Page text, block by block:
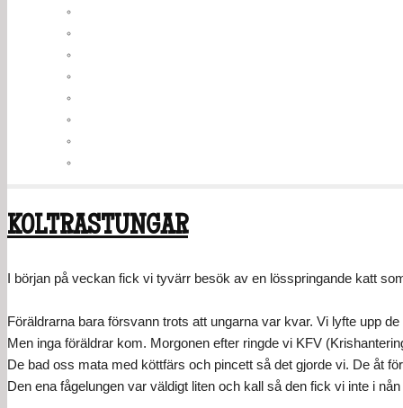
KOLTRASTUNGAR
I början på veckan fick vi tyvärr besök av en lösspringande katt
Föräldrarna bara försvann trots att ungarna var kvar. Vi lyfte upp
Men inga föräldrar kom. Morgonen efter ringde vi KFV
De bad oss mata med köttfärs och pincett så det gjorde vi. De åt
Den ena fågelungen var väldigt liten och kall så den fick vi inte i